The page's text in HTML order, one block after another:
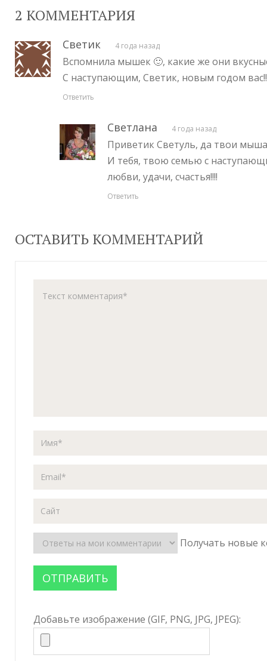
2 КОММЕНТАРИЯ
Светик 4 года назад
Вспомнила мышек 🙂, какие же они
С наступающим, Светик, новым годом
Ответить
Светлана 4 года назад
Приветик Светуль, да твои
И тебя, твою семью с
любви, удачи, счастья!!!!
Ответить
ОСТАВИТЬ КОММЕНТАРИЙ
Получать новые
Добавьте изображение (GIF, PNG, JPG, JPEG):